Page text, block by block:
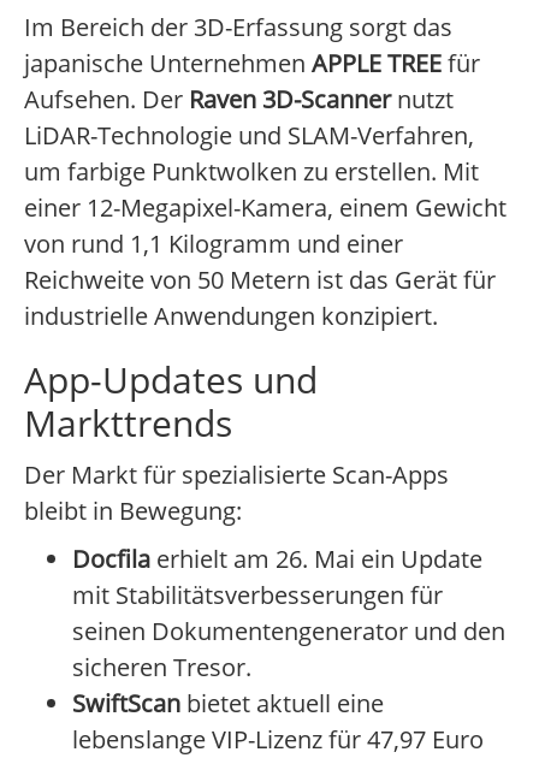
Im Bereich der 3D-Erfassung sorgt das
japanische Unternehmen APPLE TREEfür
Aufsehen. Der Raven 3D-Scannernutzt
LiDAR-Technologie und SLAM-Verfahren,
um farbige Punktwolken zu erstellen. Mit
einer 12-Megapixel-Kamera, einem Gewicht
von rund 1,1 Kilogramm und einer
Reichweite von 50 Metern ist das Gerät für
industrielle Anwendungen konzipiert.
App-Updates und
Markttrends
Der Markt für spezialisierte Scan-Apps
bleibt in Bewegung:
Docfila erhielt am 26. Mai ein Update
mit Stabilitätsverbesserungen für
seinen Dokumentengenerator und den
sicheren Tresor.
SwiftScan bietet aktuell eine
lebenslange VIP-Lizenz für 47,97 Euro